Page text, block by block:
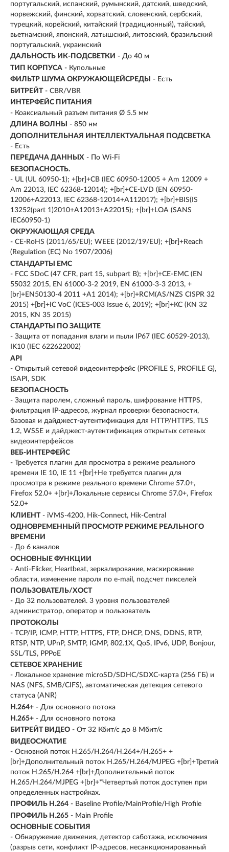
португальский, испанский, румынский, датский, шведский,
норвежский, финский, хорватский, словенский, сербский,
турецкий, корейский, китайский (традиционный), тайский,
вьетнамский, японский, латышский, литовский, бразильский
португальский, украинский
ДАЛЬНОСТЬ ИК-ПОДСВЕТКИ - До 40 м
ТИП КОРПУСА - Купольные
ФИЛЬТР ШУМА ОКРУЖАЮЩЕЙСРЕДЫ
- Есть
БИТРЕЙТ - CBR/VBR
ИНТЕРФЕЙС ПИТАНИЯ
- Коаксиальный разъем питания Ø 5.5 мм
ДЛИНА ВОЛНЫ
- 850 нм
ДОПОЛНИТЕЛЬНАЯ ИНТЕЛЛЕКТУАЛЬНАЯ ПОДСВЕТКА
- Есть
ПЕРЕДАЧА ДАННЫХ - По Wi-Fi
БЕЗОПАСНОСТЬ.
- UL (UL 60950-1); +[br]+CB (IEC 60950-12005 + Am 12009 +
Am 22013, IEC 62368-12014); +[br]+CE-LVD (EN 60950-
12006+A22013, IEC 62368-12014+A112017); +[br]+BIS(IS
13252(part 1)2010+A12013+A22015); +[br]+LOA (SANS
IEC60950-1)
ОКРУЖАЮЩАЯ СРЕДА
- CE-RoHS (2011/65/EU); WEEE (2012/19/EU); +[br]+Reach
(Regulation (EC) No 1907/2006)
СТАНДАРТЫ EMC
- FCC SDoC (47 CFR, part 15, subpart B); +[br]+CE-EMC (EN
55032 2015, EN 61000-3-2 2019, EN 61000-3-3 2013, +
[br]+EN50130-4 2011 +A1 2014); +[br]+RCM(AS/NZS CISPR 32
2015) +[br]+IC VoC (ICES-003 Issue 6, 2019); +[br]+KC (KN 32
2015, KN 35 2015)
СТАНДАРТЫ ПО ЗАЩИТЕ
- Защита от попадания влаги и пыли IP67 (IEC 60529-2013),
IK10 (IEC 622622002)
API
- Открытый сетевой видеоинтерфейс (PROFILE S, PROFILE G),
ISAPI, SDK
БЕЗОПАСНОСТЬ
- Защита паролем, сложный пароль, шифрование HTTPS,
фильтрация IP-адресов, журнал проверки безопасности,
базовая и дайджест-аутентификация для HTTP/HTTPS, TLS
1.2, WSSE и дайджест-аутентификация открытых сетевых
видеоинтерфейсов
ВЕБ-ИНТЕРФЕЙС
- Требуется плагин для просмотра в режиме реального
времени IE 10, IE 11 +[br]+Не требуется плагин для
просмотра в режиме реального времени Chrome 57.0+,
Firefox 52.0+ +[br]+Локальные сервисы Chrome 57.0+, Firefox
52.0+
КЛИЕНТ - iVMS-4200, Hik-Connect, Hik-Central
ОДНОВРЕМЕННЫЙ ПРОСМОТР РЕЖИМЕ РЕАЛЬНОГО
ВРЕМЕНИ
- До 6 каналов
ОСНОВНЫЕ ФУНКЦИИ
- Anti-Flicker, Heartbeat, зеркалирование, маскирование
области, изменение пароля по e-mail, подсчет пикселей
ПОЛЬЗОВАТЕЛЬ/ХОСТ
- До 32 пользователей. 3 уровня пользователей
администратор, оператор и пользователь
ПРОТОКОЛЫ
- TCP/IP, ICMP, HTTP, HTTPS, FTP, DHCP, DNS, DDNS, RTP,
RTSP, NTP, UPnP, SMTP, IGMP, 802.1X, QoS, IPv6, UDP, Bonjour,
SSL/TLS, PPPoE
СЕТЕВОЕ ХРАНЕНИЕ
- Локальное хранение microSD/SDHC/SDXC-карта (256 ГБ) и
NAS (NFS, SMB/CIFS), автоматическая детекция сетевого
статуса (ANR)
H.264+ - Для основного потока
H.265+ - Для основного потока
БИТРЕЙТ ВИДЕО - От 32 Кбит/с до 8 Мбит/с
ВИДЕОСЖАТИЕ
- Основной поток H.265/H.264/H.264+/H.265+ +
[br]+Дополнительный поток H.265/H.264/MJPEG +[br]+Третий
поток H.265/H.264 +[br]+Дополнительный поток
H.265/H.264/MJPEG +[br]+*Четвертый поток доступен при
определенных настройках.
ПРОФИЛЬ H.264 - Baseline Profile/MainProfile/High Profile
ПРОФИЛЬ H.265 - Main Profile
ОСНОВНЫЕ СОБЫТИЯ
- Обнаружение движения, детектор саботажа, исключения
(разрыв сети, конфликт IP-адресов, несанкционированный